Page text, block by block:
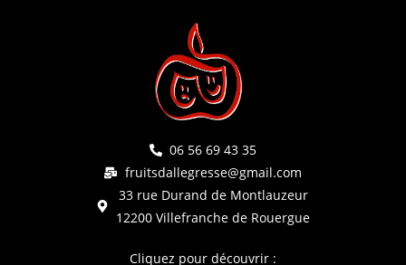
06 56 69 43 35
fruitsdallegresse@gmail.com
33 rue Durand de Montlauzeur
12200 Villefranche de Rouergue
Cliquez pour découvrir :